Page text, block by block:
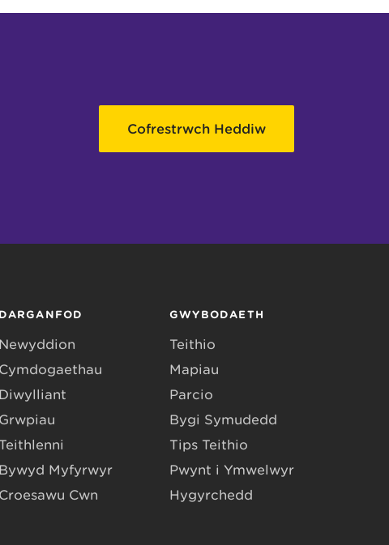
Cofrestrwch Heddiw
DARGANFOD
Newyddion
Cymdogaethau
Diwylliant
Grwpiau
Teithlenni
Bywyd Myfyrwyr
Croesawu Cŵn
GWYBODAETH
Teithio
Mapiau
Parcio
Bygi Symudedd
Tips Teithio
Pwynt i Ymwelwyr
Hygyrchedd